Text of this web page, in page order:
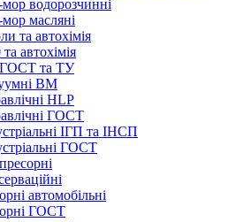
водорозчинні
масляні
та автохімія
автохімія
ГОСТ та ТУ
ВМ
HLP
ГОСТ
ІГП та ІНСП
ГОСТ
автомобільні
ГОСТ